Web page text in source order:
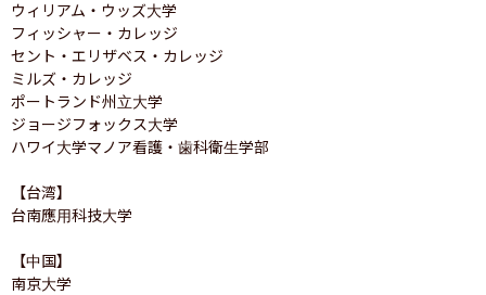
ウィリアム・ウッズ大学
フィッシャー・カレッジ
セント・エリザベス・カレッジ
ミルズ・カレッジ
ポートランド州立大学
ジョージフォックス大学
ハワイ大学マノア看護・歯科衛生学部
【台湾】
台南應用科技大学
【中国】
南京大学